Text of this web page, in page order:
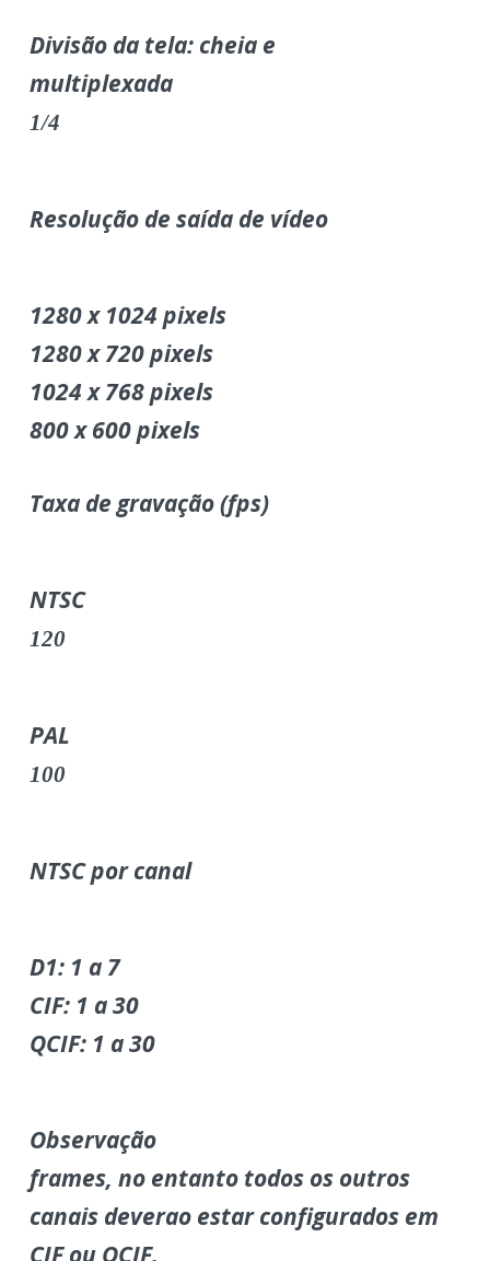
Divisão da tela: cheia e
multiplexada
1/4
Resolução de saída de vídeo
1280 x 1024 pixels
1280 x 720 pixels
1024 x 768 pixels
800 x 600 pixels
Taxa de gravação (fps)
NTSC
120
PAL
100
NTSC por canal
D1: 1 a 7
CIF: 1 a 30
QCIF: 1 a 30
Observação
frames, no entanto todos os outros
canais deverao estar configurados em
CIF ou QCIF.